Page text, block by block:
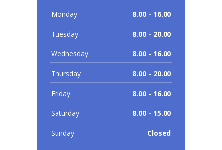
Monday 8.00 - 16.00
Tuesday 8.00 - 20.00
Wednesday 8.00 - 16.00
Thursday 8.00 - 20.00
Friday 8.00 - 16.00
Saturday 8.00 - 15.00
Sunday Closed